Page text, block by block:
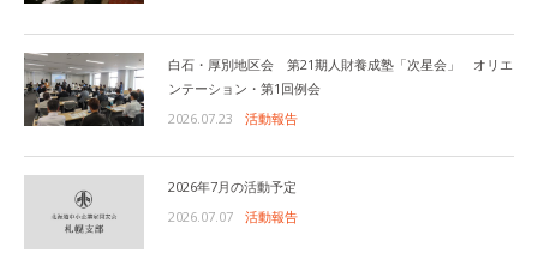
白石・厚別地区会 第21期人財養成塾「次星会」 オリエ
ンテーション・第1回例会
2026.07.23
活動報告
2026年7月の活動予定
2026.07.07
活動報告